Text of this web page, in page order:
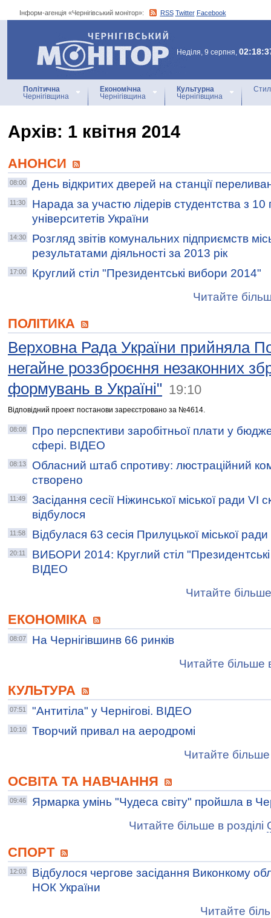
Інформ-агенція «Чернігівський монітор»: RSS Twitter Facebook
Інформ-агенція
«Чернігівський монітор»
Неділя, 9 серпня,
Політична
Чернігівщина
Економічна
Чернігівщина
Культурна
Чернігівщина
Архiв: 1 квітня 2014
АНОНСИ
08:00 День відкритих дверей на станції
11:30
Нарада за участю лідерів студентства з 10
університетів України
14:30
Розгляд звітів комунальних підприємств
результатами діяльності за 2013 рік
17:00
Круглий стіл "Президентські вибори 2014"
Читайте
ПОЛІТИКА
Верховна Рада України прийняла
негайне роззброєння незаконних
формувань в Україні" 19:10
Відповідний проект постанови зареєстровано за №4614.
08:08
Про перспективи заробітньої плати у
сфері. ВІДЕО
08:13
Обласний штаб спротиву: люстраційний
створено
11:49
Засідання сесії Ніжинської міської ради VI
відбулося
11:58 Відбулася 63 сесія Прилуцької міської ради
20:11
ВИБОРИ 2014: Круглий стіл
ВІДЕО
Читайте
ЕКОНОМІКА
08:07
На Чернігівшинв 66 ринків
Читайте більше
КУЛЬТУРА
07:51 "Антитіла" у Чернігові. ВІДЕО
10:10
Творчий привал на аеродромі
Читайте більше
ОСВІТА ТА НАВЧАННЯ
09:46
Ярмарка умінь "Чудеса світу" пройшла в
Читайте більше в розділі
СПОРТ
12:03
Відбулося чергове засідання Виконкому
НОК України
Читайте